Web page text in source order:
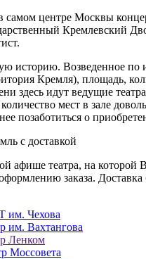
центре Москвы
Кремлевский
историю. Возведенное
Кремля), площадь,
здесь идут ведущие
мест в зале
позаботиться о
с доставкой
афише театра, на
заказа.
им. Чехова
им. Вахтангова
Ленком
Моссовета